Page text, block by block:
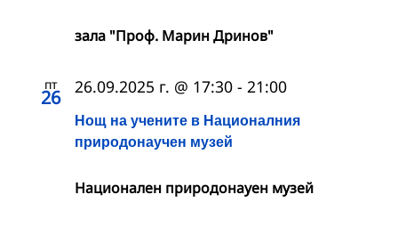
зала "Проф. Марин Дринов"
пт
26
Нощ на учените в Националния
природонаучен музей
26.09.2025 г. @ 17:30 - 21:00
Национален природонауен музей